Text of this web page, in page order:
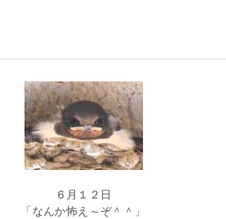
６月１２日
「なんか怖え～ぞ＾＾」